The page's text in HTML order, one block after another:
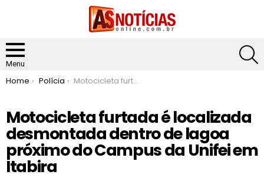
Menu
You are here:
Home Polícia Motocicleta furtada é localizada desmontada dentro de lagoa próximo do Campus da Unifei em Itabira
Motocicleta furtada é localizada
desmontada dentro de lagoa
próximo do Campus da Unifei em
Itabira